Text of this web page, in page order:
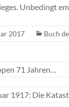
Unbedingt
2017 Buch
71 Jahren…
1917: Die